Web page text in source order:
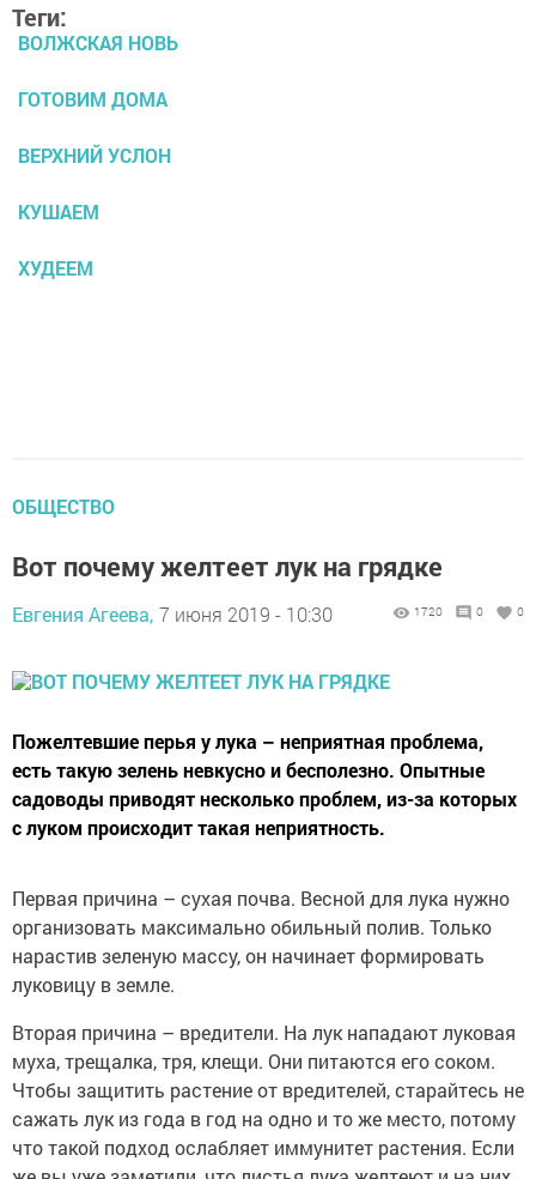
Теги:
ВОЛЖСКАЯ НОВЬ
ГОТОВИМ ДОМА
ВЕРХНИЙ УСЛОН
КУШАЕМ
ХУДЕЕМ
ОБЩЕСТВО
Вот почему желтеет лук на грядке
Евгения Агеева, 7 июня 2019 - 10:30 1720 0 0
Пожелтевшие перья у лука – неприятная проблема,
есть такую зелень невкусно и бесполезно. Опытные
садоводы приводят несколько проблем, из-за которых
с луком происходит такая неприятность.
Первая причина – сухая почва. Весной для лука нужно
организовать максимально обильный полив. Только
нарастив зеленую массу, он начинает формировать
луковицу в земле.
Вторая причина – вредители. На лук нападают луковая
муха, трещалка, тря, клещи. Они питаются его соком.
Чтобы защитить растение от вредителей, старайтесь не
сажать лук из года в год на одно и то же место, потому
что такой подход ослабляет иммунитет растения. Если